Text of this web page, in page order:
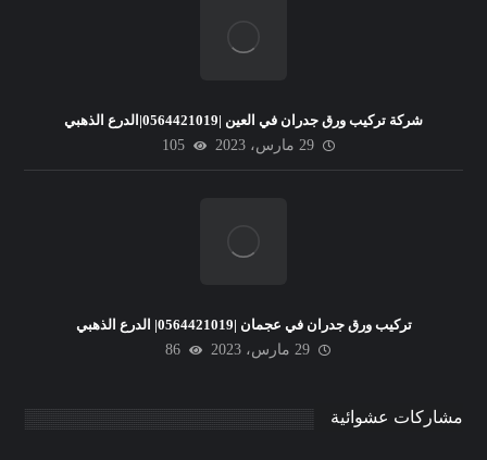
شركة تركيب ورق جدران في العين |0564421019|الدرع الذهبي
29 مارس، 2023
105
تركيب ورق جدران في عجمان |0564421019| الدرع الذهبي
29 مارس، 2023
86
مشاركات عشوائية